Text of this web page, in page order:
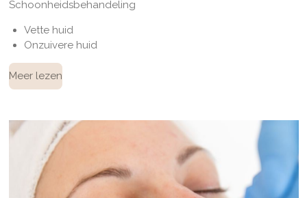
Schoonheidsbehandeling
Vette huid
Onzuivere huid
Meer lezen